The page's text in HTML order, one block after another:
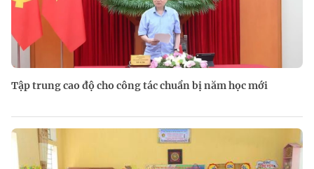
Tập trung cao độ cho công tác chuẩn bị năm học mới